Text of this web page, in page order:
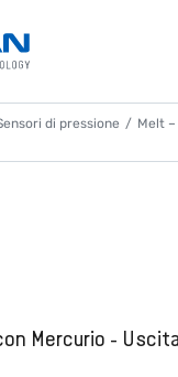
di pressione
Melt
Mercurio - Uscita